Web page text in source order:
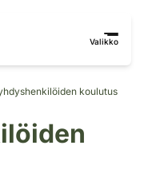
Valikko
koulutus